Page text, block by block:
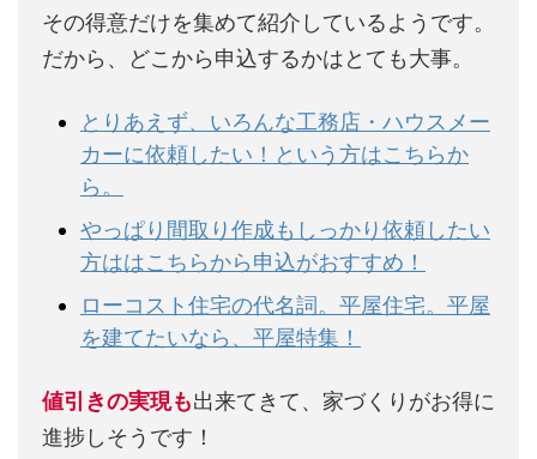
その得意だけを集めて紹介しているようです。
だから、どこから申込するかはとても大事。
とりあえず、いろんな工務店・ハウスメー
カーに依頼したい！という方はこちらか
ら。
やっぱり間取り作成もしっかり依頼したい
方ははこちらから申込がおすすめ！
ローコスト住宅の代名詞。平屋住宅。平屋
を建てたいなら、平屋特集！
値引きの実現も出来てきて、家づくりがお得に
進捗しそうです！